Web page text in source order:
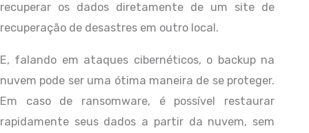
recuperar os dados diretamente de um site de
recuperação de desastres em outro local.
E, falando em ataques cibernéticos, o backup na
nuvem pode ser uma ótima maneira de se proteger.
Em caso de ransomware, é possível restaurar
rapidamente seus dados a partir da nuvem, sem